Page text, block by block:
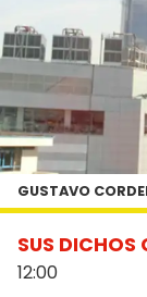
SUS DICHOS
12:00
GUSTAVO